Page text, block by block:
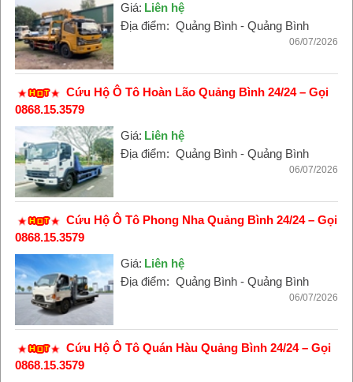
Giá: Liên hệ
Địa điểm: Quảng Bình - Quảng Bình
06/07/2026
Cứu Hộ Ô Tô Hoàn Lão Quảng Bình 24/24 – Gọi
0868.15.3579
Giá: Liên hệ
Địa điểm: Quảng Bình - Quảng Bình
06/07/2026
Cứu Hộ Ô Tô Phong Nha Quảng Bình 24/24 – Gọi
0868.15.3579
Giá: Liên hệ
Địa điểm: Quảng Bình - Quảng Bình
06/07/2026
Cứu Hộ Ô Tô Quán Hàu Quảng Bình 24/24 – Gọi
0868.15.3579